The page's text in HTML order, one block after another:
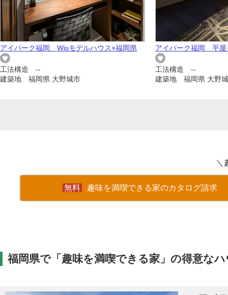
アイパーク福岡 Wisモデルハウス×福岡県
工法構造 --
建築地 福岡県 大野城市
アイパーク福岡 平屋
工法構造 --
建築地 福岡県 大野
＼
趣味を満喫できる家のカタログ請求
福岡県で「趣味を満喫できる家」の得意な